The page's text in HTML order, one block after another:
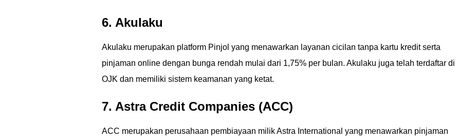
6. Akulaku
Akulaku merupakan platform Pinjol yang menawarkan layanan cicilan tanpa kartu kredit serta
pinjaman online dengan bunga rendah mulai dari 1,75% per bulan. Akulaku juga telah terdaftar di
OJK dan memiliki sistem keamanan yang ketat.
7. Astra Credit Companies (ACC)
ACC merupakan perusahaan pembiayaan milik Astra International yang menawarkan pinjaman